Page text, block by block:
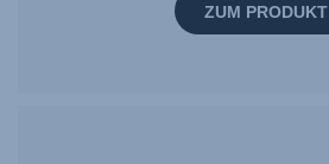
ZUM PRODUKT